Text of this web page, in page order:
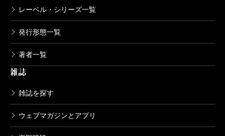
レーベル・シリーズ一覧
発行形態一覧
著者一覧
雑誌
雑誌を探す
ウェブマガジンとアプリ